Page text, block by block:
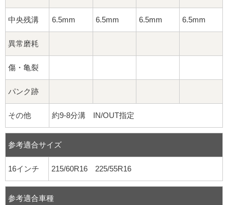
中央残溝 6.5mm 6.5mm 6.5mm 6.5mm
異常磨耗
傷・亀裂
パンク跡
その他 約9-8分溝 IN/OUT指定
参考適合サイズ
16インチ 215/60R16 225/55R16
参考適合車種